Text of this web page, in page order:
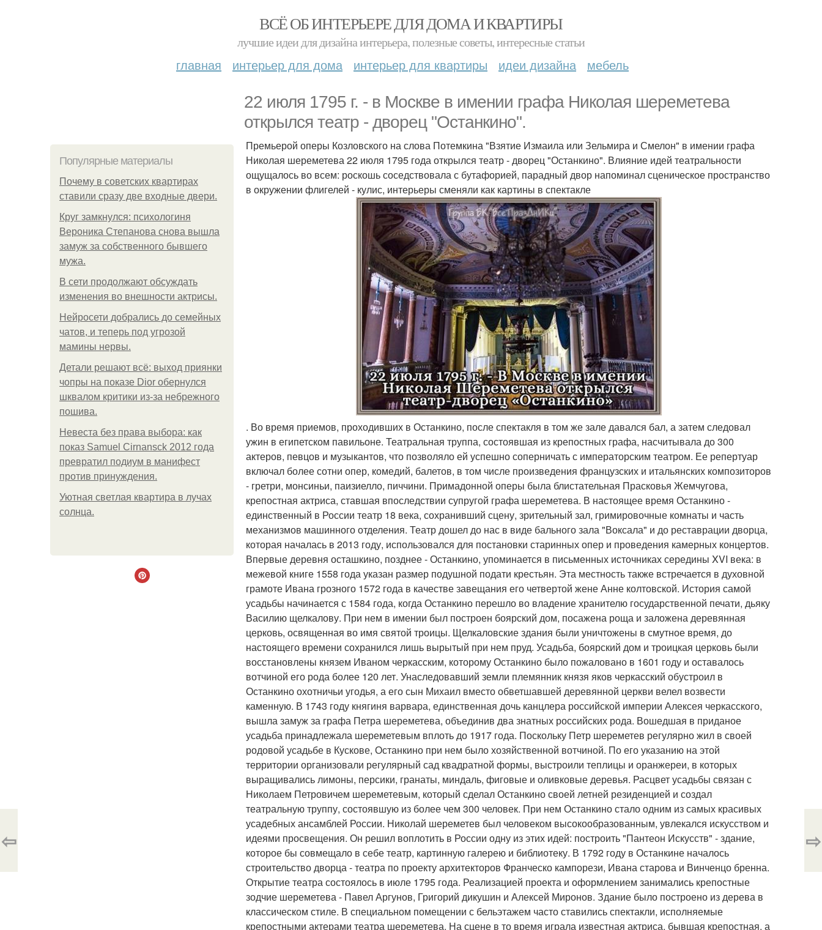
ВСЁ ОБ ИНТЕРЬЕРЕ ДЛЯ ДОМА И КВАРТИРЫ
лучшие идеи для дизайна интерьера, полезные советы, интересные статьи
главная интерьер для дома интерьер для квартиры идеи дизайна мебель
22 июля 1795 г. - в Москве в имении графа Николая шереметева
открылся театр - дворец "Останкино".
Популярные материалы
Почему в советских квартирах
ставили сразу две входные двери.
Круг замкнулся: психологиня
Вероника Степанова снова вышла
замуж за собственного бывшего
мужа.
В сети продолжают обсуждать
изменения во внешности актрисы.
Нейросети добрались до семейных
чатов, и теперь под угрозой
мамины нервы.
Детали решают всё: выход приянки
чопры на показе Dior обернулся
шквалом критики из-за небрежного
пошива.
Невеста без права выбора: как
показ Samuel Cirnansck 2012 года
превратил подиум в манифест
против принуждения.
Уютная светлая квартира в лучах
солнца.
Премьерой оперы Козловского на слова Потемкина "Взятие Измаила или Зельмира и Смелон" в имении графа
Николая шереметева 22 июля 1795 года открылся театр - дворец "Останкино". Влияние идей театральности
ощущалось во всем: роскошь соседствовала с бутафорией, парадный двор напоминал сценическое пространство
в окружении флигелей - кулис, интерьеры сменяли как картины в спектакле
. Во время приемов, проходивших в Останкино, после спектакля в том же зале давался бал, а затем следовал
ужин в египетском павильоне. Театральная труппа, состоявшая из крепостных графа, насчитывала до 300
актеров, певцов и музыкантов, что позволяло ей успешно соперничать с императорским театром. Ее репертуар
включал более сотни опер, комедий, балетов, в том числе произведения французских и итальянских композиторов
- гретри, монсиньи, паизиелло, пиччини. Примадонной оперы была блистательная Прасковья Жемчугова,
крепостная актриса, ставшая впоследствии супругой графа шереметева. В настоящее время Останкино -
единственный в России театр 18 века, сохранивший сцену, зрительный зал, гримировочные комнаты и часть
механизмов машинного отделения. Театр дошел до нас в виде бального зала "Воксала" и до реставрации дворца,
которая началась в 2013 году, использовался для постановки старинных опер и проведения камерных концертов.
Впервые деревня осташкино, позднее - Останкино, упоминается в письменных источниках середины XVI века: в
межевой книге 1558 года указан размер подушной подати крестьян. Эта местность также встречается в духовной
грамоте Ивана грозного 1572 года в качестве завещания его четвертой жене Анне колтовской. История самой
усадьбы начинается с 1584 года, когда Останкино перешло во владение хранителю государственной печати, дьяку
Василию щелкалову. При нем в имении был построен боярский дом, посажена роща и заложена деревянная
церковь, освященная во имя святой троицы. Щелкаловские здания были уничтожены в смутное время, до
настоящего времени сохранился лишь вырытый при нем пруд. Усадьба, боярский дом и троицкая церковь были
восстановлены князем Иваном черкасским, которому Останкино было пожаловано в 1601 году и оставалось
вотчиной его рода более 120 лет. Унаследовавший земли племянник князя яков черкасский обустроил в
Останкино охотничьи угодья, а его сын Михаил вместо обветшавшей деревянной церкви велел возвести
каменную. В 1743 году княгиня варвара, единственная дочь канцлера российской империи Алексея черкасского,
вышла замуж за графа Петра шереметева, объединив два знатных российских рода. Вошедшая в приданое
усадьба принадлежала шереметевым вплоть до 1917 года. Поскольку Петр шереметев регулярно жил в своей
родовой усадьбе в Кускове, Останкино при нем было хозяйственной вотчиной. По его указанию на этой
территории организовали регулярный сад квадратной формы, выстроили теплицы и оранжереи, в которых
выращивались лимоны, персики, гранаты, миндаль, фиговые и оливковые деревья. Расцвет усадьбы связан с
Николаем Петровичем шереметевым, который сделал Останкино своей летней резиденцией и создал
театральную труппу, состоявшую из более чем 300 человек. При нем Останкино стало одним из самых красивых
усадебных ансамблей России. Николай шереметев был человеком высокообразованным, увлекался искусством и
идеями просвещения. Он решил воплотить в России одну из этих идей: построить "Пантеон Искусств" - здание,
которое бы совмещало в себе театр, картинную галерею и библиотеку. В 1792 году в Останкине началось
строительство дворца - театра по проекту архитекторов Франческо кампорези, Ивана старова и Винченцо бренна.
Открытие театра состоялось в июле 1795 года. Реализацией проекта и оформлением занимались крепостные
зодчие шереметева - Павел Аргунов, Григорий дикушин и Алексей Миронов. Здание было построено из дерева в
классическом стиле. В специальном помещении с бельэтажем часто ставились спектакли, исполняемые
крепостными актерами театра шереметева. На сцене в то время играла известная актриса, бывшая крепостная, а
⇦ ⇨